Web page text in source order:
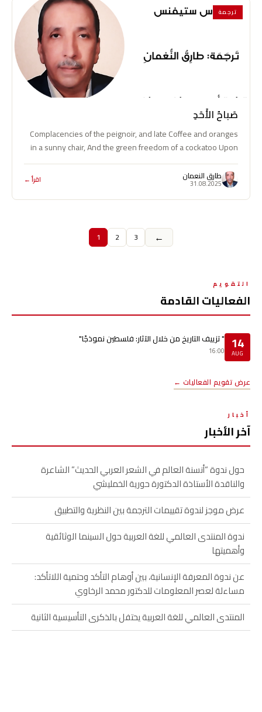
ترجمة
صَباحُ الأَحَدِ
Complacencies of the peignoir, and late Coffee and oranges
in a sunny chair, And the green freedom of a cockatoo Upon
a…
طارق النعمان
31.08.2025 اقرأ ←
1 2 3 ←
التقويم
الفعاليات القادمة
14
AUG
" تزييف التاريخ من خلال الآثار: فلسطين نموذجًا"
16:00
عرض تقويم الفعاليات ←
أخبار
آخر الأخبار
حول ندوة “أنسنة العالم في الشعر العربي الحديث” الشاعرة
والناقدة الأستاذة الدكتورة حورية الخمليشي
عرض موجز لندوة تقييمات الترجمة بين النظرية والتطبيق
ندوة المنتدى العالمي للغة العربية حول السينما الوثائقية
وأهميتها
عن ندوة المعرفة الإنسانية، بين أوهام التأكد وحتمية اللاتأكد:
مساءلة لعصر المعلومات للدكتور محمد الرخاوي
المنتدى العالمي للغة العربية يحتفل بالذكرى التأسيسية الثانية